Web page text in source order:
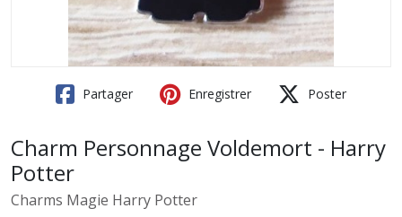
Partager Enregistrer Poster
Charm Personnage Voldemort - Harry
Potter
Charms Magie Harry Potter